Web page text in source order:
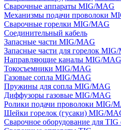
Сварочные аппараты MIG/MAG
Механизмы подачи проволоки
Сварочные горелки MIG/MAG
Соединительный кабель
Запасные части MIG/MAG
Запасные части для горелок
Направляющие каналы MIG/MAG
Токосъемники MIG/MAG
Газовые сопла MIG/MAG
Пружины для сопла MIG/MAG
Диффузоры газовые MIG/MAG
Ролики подачи проволоки MIG/
Шейки горелок (гусаки) MIG/
Сварочное оборудование для TIG